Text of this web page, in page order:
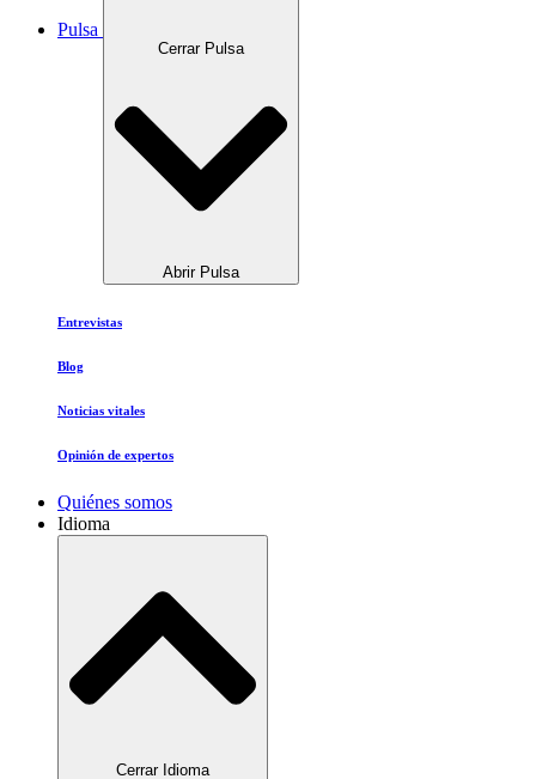
Pulsa
Cerrar Pulsa
Abrir Pulsa
Entrevistas
Blog
Noticias vitales
Opinión de expertos
Quiénes somos
Idioma
Cerrar Idioma